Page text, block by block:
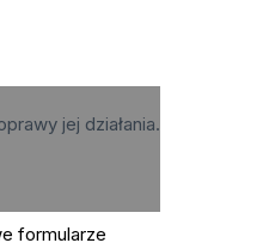
jej działania.
formularze